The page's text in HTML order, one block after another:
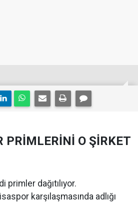
PRİMLERİNİ O ŞİRKET
primler dağıtılıyor.
karşılaşmasında adlığı